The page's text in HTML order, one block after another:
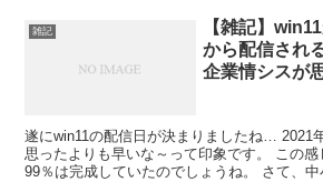
雑記
【雑記】
から配信され
企業情シスが
遂にwin11の配信日が決まりましたね… 2021
思ったよりも早いな～って印象です。 この
99％は完成していたのでしょうね。 さて、